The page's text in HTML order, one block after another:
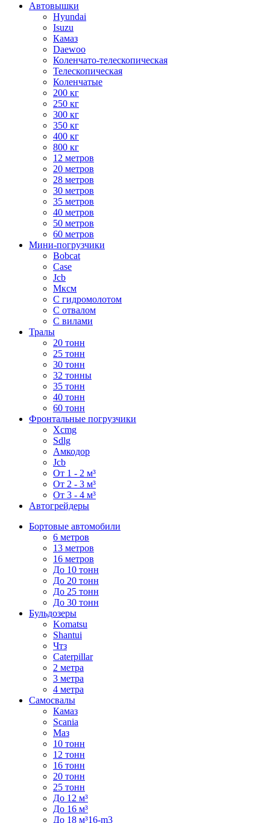
Автовышки
Hyundai
Isuzu
Камаз
Daewoo
Коленчато-телескопическая
Телескопическая
Коленчатые
200 кг
250 кг
300 кг
350 кг
400 кг
800 кг
12 метров
20 метров
28 метров
30 метров
35 метров
40 метров
50 метров
60 метров
Мини-погрузчики
Bobcat
Case
Jcb
Мксм
С гидромолотом
С отвалом
С вилами
Тралы
20 тонн
25 тонн
30 тонн
32 тонны
35 тонн
40 тонн
60 тонн
Фронтальные погрузчики
Xcmg
Sdlg
Амкодор
Jcb
От 1 - 2 м³
От 2 - 3 м³
От 3 - 4 м³
Автогрейдеры
Бортовые автомобили
6 метров
13 метров
16 метров
До 10 тонн
До 20 тонн
До 25 тонн
До 30 тонн
Бульдозеры
Komatsu
Shantui
Чтз
Caterpillar
2 метра
3 метра
4 метра
Самосвалы
Камаз
Scania
Маз
10 тонн
12 тонн
16 тонн
20 тонн
25 тонн
До 12 м³
До 16 м³
До 18 м³16-m3